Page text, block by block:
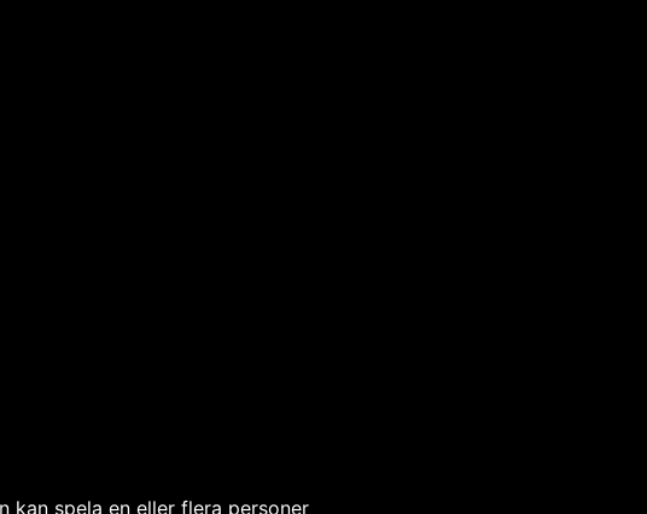
spela en eller flera personer